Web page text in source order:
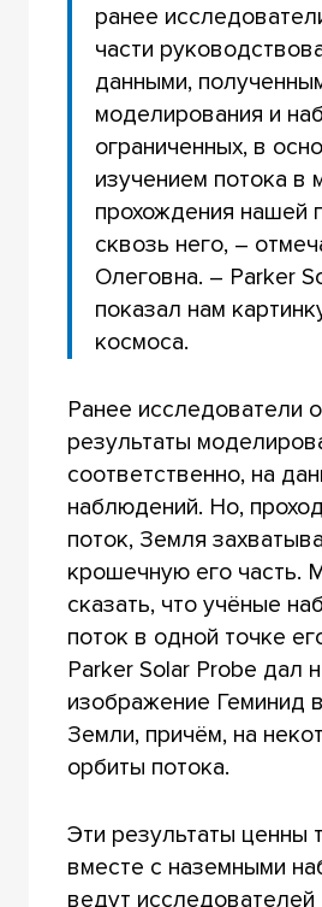
ранее
части
данными,
моделирования и
ограниченных, в
изучением потока в
прохождения нашей
сквозь него, –
Олеговна. – Parker
показал нам
космоса.
Ранее исследователи
результаты
соответственно, на
наблюдений. Но,
поток, Земля
крошечную его часть.
сказать, что учёные
поток в одной точке
Parker Solar Probe дал
изображение Геминид
Земли, причём, на
орбиты потока.
Эти результаты ценны
вместе с наземными
ведут